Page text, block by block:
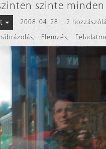
szinte minden
2008. 04. 28.
2
, Elemzés,